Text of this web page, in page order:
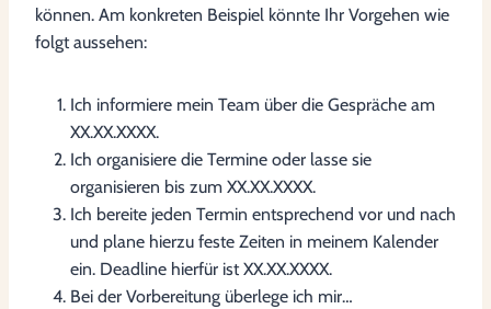
können. Am konkreten Beispiel könnte Ihr Vorgehen wie
folgt aussehen:
Ich informiere mein Team über die Gespräche am
XX.XX.XXXX.
Ich organisiere die Termine oder lasse sie
organisieren bis zum XX.XX.XXXX.
Ich bereite jeden Termin entsprechend vor und nach
und plane hierzu feste Zeiten in meinem Kalender
ein. Deadline hierfür ist XX.XX.XXXX.
Bei der Vorbereitung überlege ich mir…